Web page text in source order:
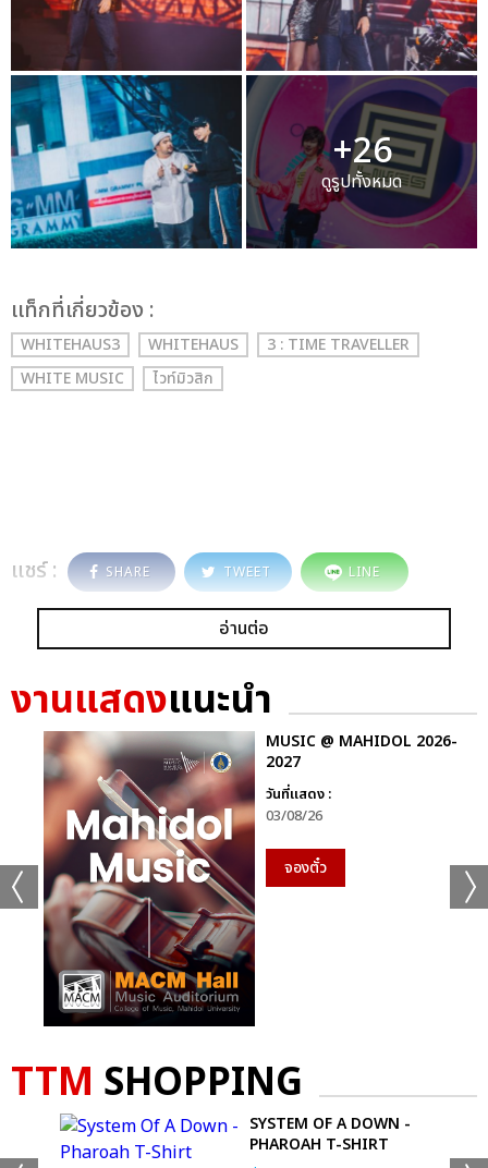
+26
ดูรูปทั้งหมด
เเท็กที่เกี่ยวข้อง :
WHITEHAUS3 WHITEHAUS
3 : TIME TRAVELLER
WHITE MUSIC
ไวท์มิวสิก
แชร์ : SHARE TWEET LINE
อ่านต่อ
งานแสดงแนะนำ
MUSIC @ MAHIDOL 2026-
2027
วันที่แสดง :
03/08/26
จองตั๋ว
TTM SHOPPING
SYSTEM OF A DOWN -
PHAROAH T-SHIRT